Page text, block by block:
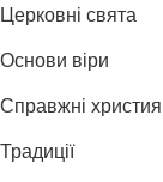
Церковні свята
Основи віри
Справжні
Традиції